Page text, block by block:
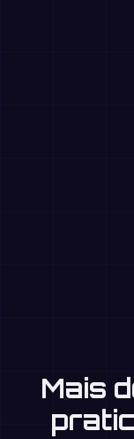
Mais